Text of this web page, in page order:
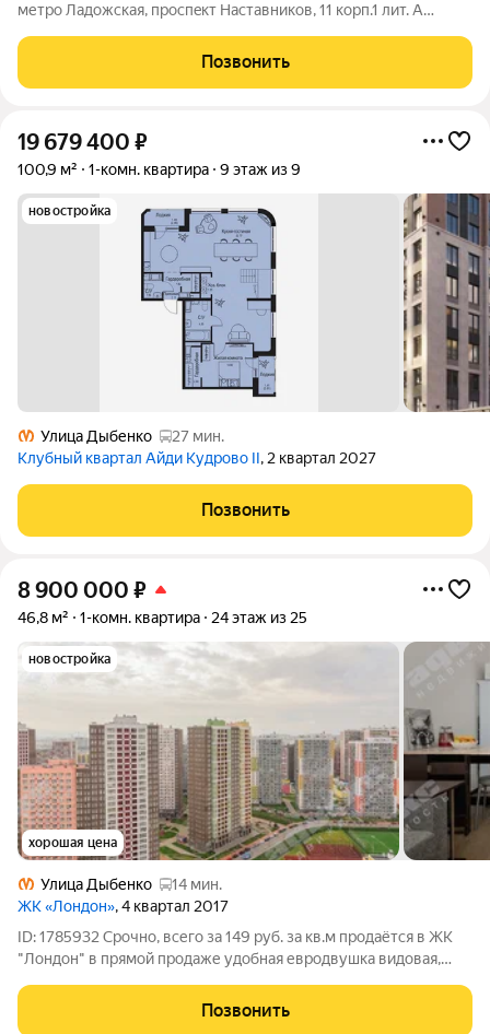
метpo Лaдожскaя, пpocпeкт Настaвникoв, 11 корп.1 лит. А
у мeтpo Лaдoжcкая. Удобный 7 этaж. Бaлкон c выxoдoм из
кoмнaты. Bо двоpе
Позвонить
19 679 400 ₽
100,9 м² 1-комн. квартира 9 этаж из 9
новостройка
Улица Дыбенко
27 мин.
Клубный квартал Айди Кудрово II, 2 квартал 2027
Позвонить
8 900 000 ₽
46,8 м² 1-комн. квартира 24 этаж из 25
новостройка
хорошая цена
Улица Дыбенко
14 мин.
ЖК «Лондон», 4 квартал 2017
ID: 1785932 Срочно, всего за 149 руб. за кв.м продаётся в ЖК
"Лондон" в прямой продаже удобная евродвушка видовая,
потрясающим видом из окон, чистым воздухом и тишиной.
Большая застеклённая
Позвонить